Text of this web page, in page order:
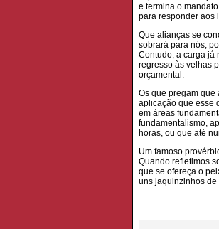
e termina o
para responder aos
Que alianças se
sobrará para nós,
Contudo, a carga já
regresso às velhas
orçamental.
Os que pregam que
aplicação que esse
em áreas
fundamentalismo,
horas, ou que até
Um famoso
Quando refletimos
que se ofereça o
uns jaquinzinhos de